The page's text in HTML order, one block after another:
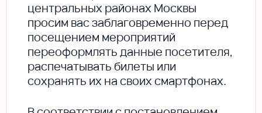
центральных районах Москвы
просим вас заблаговременно перед
посещением мероприятий
переоформлять данные посетителя,
распечатывать билеты или
сохранять их на своих смартфонах.